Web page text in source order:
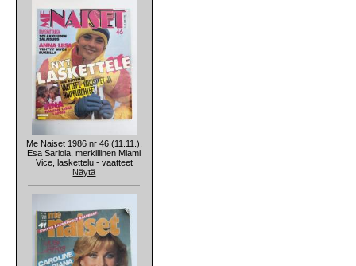
Me Naiset 1986 nr 46 (11.11.),
Esa Sariola, merkillinen Miami
Vice, laskettelu - vaatteet
Näytä